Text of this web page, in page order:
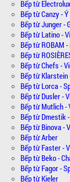
Bếp từ
Bếp từ Canzy - Ý
Bếp từ Junger -
Bếp từ Latino -
Bếp từ ROBAM
Bếp từ
Bếp từ Chefs -
Bếp từ Klarstein
Bếp từ Lorca -
Bếp từ Dusler -
Bếp từ Mutlich -
Bếp từ Dmestik
Bếp từ Binova -
Bếp từ Arber
Bếp từ Faster -
Bếp từ Beko -
Bếp từ Fagor -
Bếp từ Kieler